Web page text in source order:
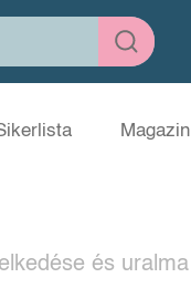
Magazin
és uralma